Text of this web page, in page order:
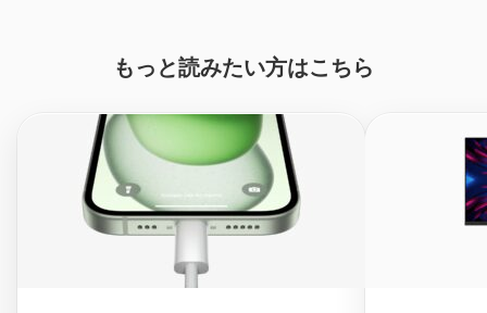
もっと読みたい方はこちら